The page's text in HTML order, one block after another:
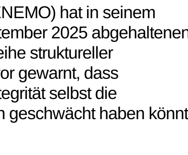
hat in seinem
2025
struktureller
gewarnt, dass
selbst die
geschwächt haben